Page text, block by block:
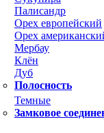
Палисандр
Орех европейский
Орех
Мербау
Клён
Дуб
Полосность
Темные
Замковое